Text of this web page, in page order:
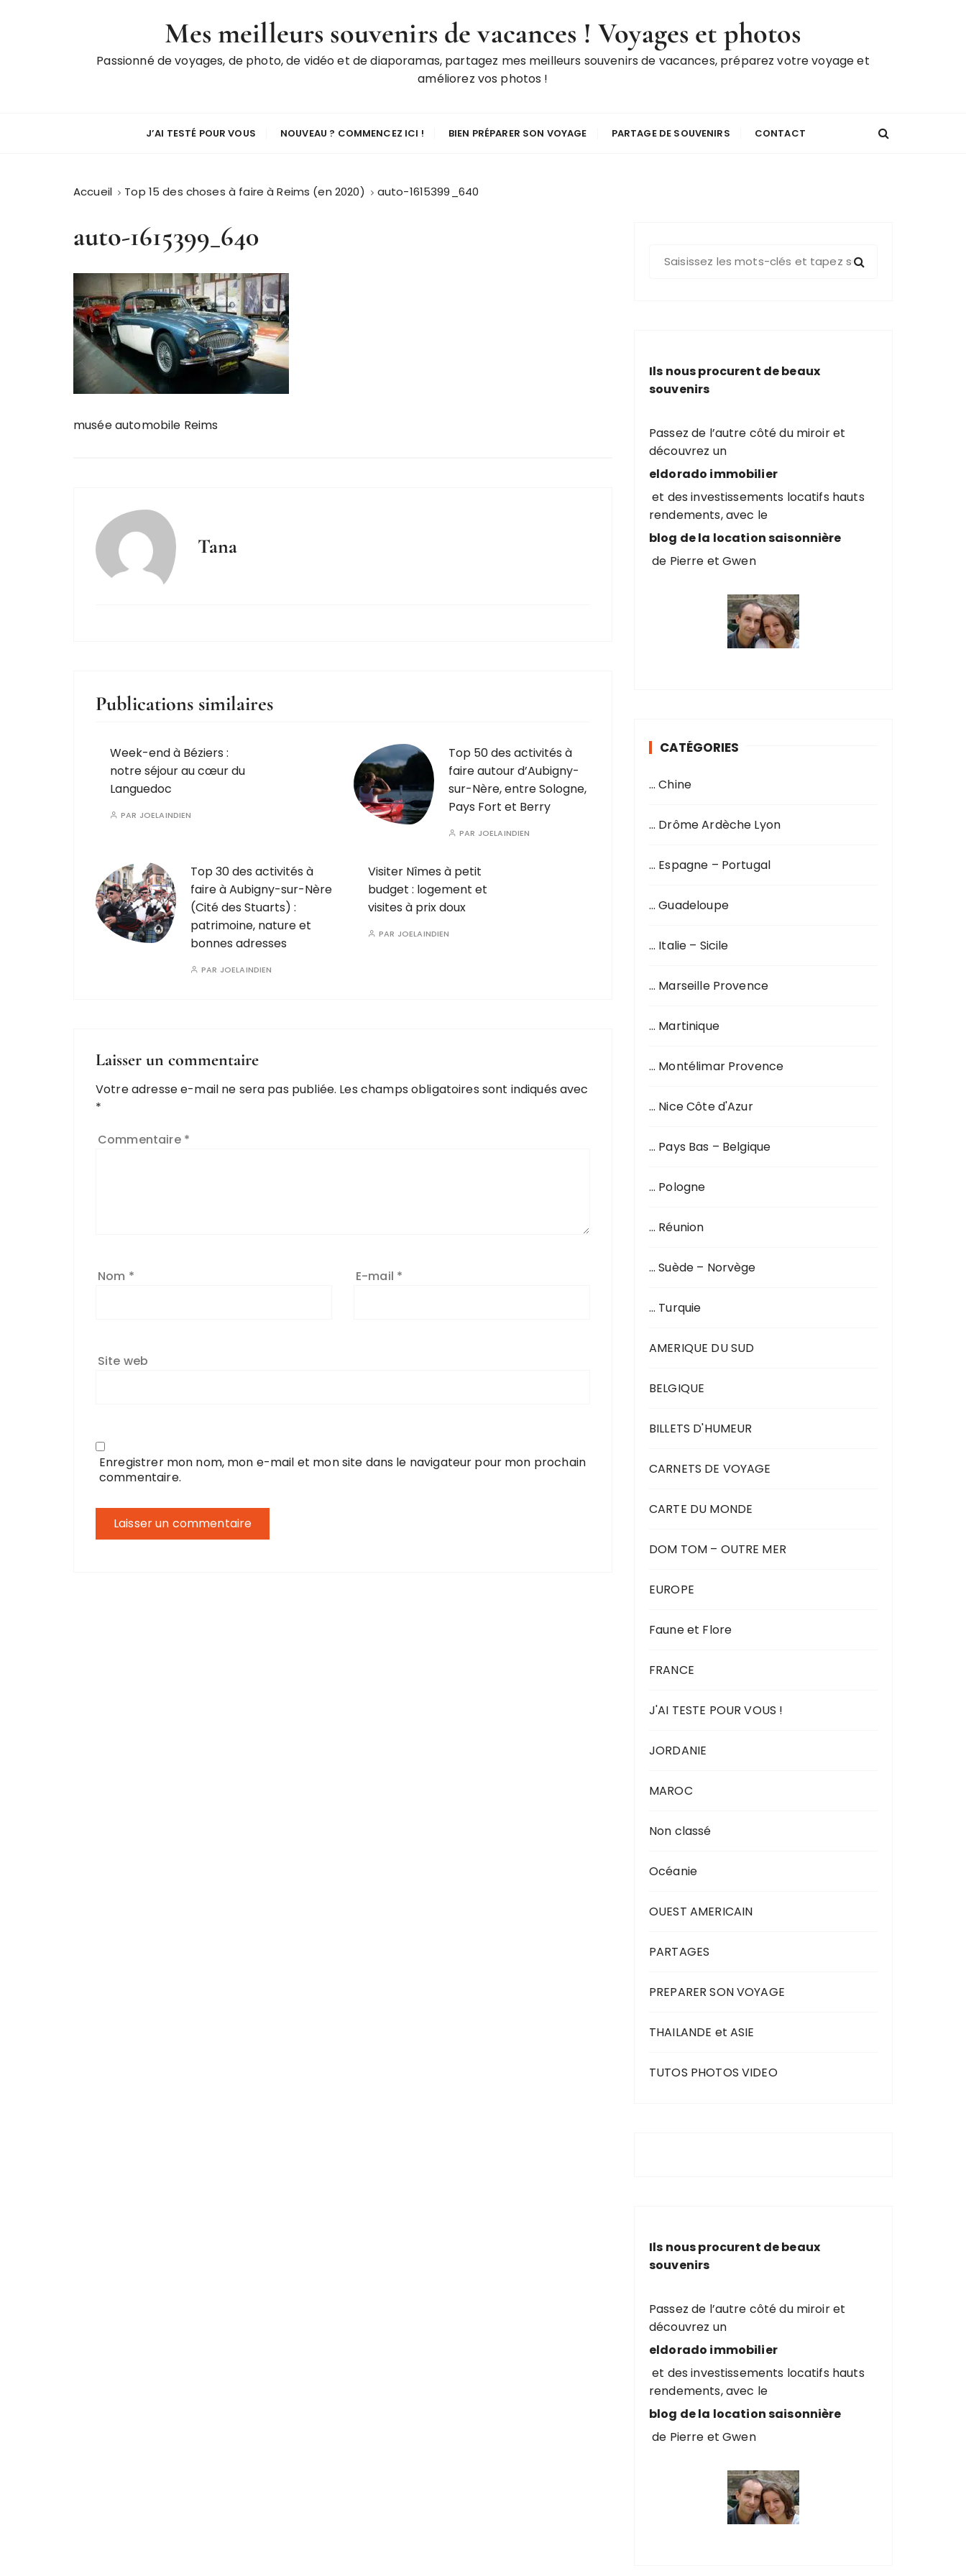
Mes meilleurs souvenirs de vacances ! Voyages et photos
Passionné de voyages, de photo, de vidéo et de diaporamas, partagez mes meilleurs souvenirs de vacances, préparez votre voyage et
améliorez vos photos !
J’AI TESTÉ POUR VOUS NOUVEAU ? COMMENCEZ ICI ! BIEN PRÉPARER SON VOYAGE PARTAGE DE SOUVENIRS CONTACT
Accueil Top 15 des choses à faire à Reims (en 2020) auto-1615399_640
auto-1615399_640
musée automobile Reims
Tana
Publications similaires
Week-end à Béziers :
notre séjour au cœur du
Languedoc
PAR JOELAINDIEN
Top 50 des activités à
faire autour d’Aubigny-
sur-Nère, entre Sologne,
Pays Fort et Berry
PAR JOELAINDIEN
Top 30 des activités à
faire à Aubigny-sur-Nère
(Cité des Stuarts) :
patrimoine, nature et
bonnes adresses
PAR JOELAINDIEN
Visiter Nîmes à petit
budget : logement et
visites à prix doux
PAR JOELAINDIEN
Laisser un commentaire
Votre adresse e-mail ne sera pas publiée. Les champs obligatoires sont indiqués avec
*
Commentaire *
Nom * E-mail *
Site web
Enregistrer mon nom, mon e-mail et mon site dans le navigateur pour mon prochain
commentaire.
h
e
o
u
r
Ils nous procurent de beaux
souvenirs
Passez de l’autre côté du miroir et
découvrez un
eldorado immobilier
et des investissements locatifs hauts
rendements, avec le
blog de la location saisonnière
de Pierre et Gwen
CATÉGORIES
… Chine
… Drôme Ardèche Lyon
… Espagne – Portugal
… Guadeloupe
… Italie – Sicile
… Marseille Provence
… Martinique
… Montélimar Provence
… Nice Côte d'Azur
… Pays Bas – Belgique
… Pologne
… Réunion
… Suède – Norvège
… Turquie
AMERIQUE DU SUD
BELGIQUE
BILLETS D'HUMEUR
CARNETS DE VOYAGE
CARTE DU MONDE
DOM TOM – OUTRE MER
EUROPE
Faune et Flore
FRANCE
J'AI TESTE POUR VOUS !
JORDANIE
MAROC
Non classé
Océanie
OUEST AMERICAIN
PARTAGES
PREPARER SON VOYAGE
THAILANDE et ASIE
TUTOS PHOTOS VIDEO
Ils nous procurent de beaux
souvenirs
Passez de l’autre côté du miroir et
découvrez un
eldorado immobilier
et des investissements locatifs hauts
rendements, avec le
blog de la location saisonnière
de Pierre et Gwen